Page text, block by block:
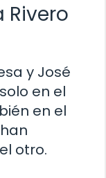
Rivero
y José
en el
en el
otro.